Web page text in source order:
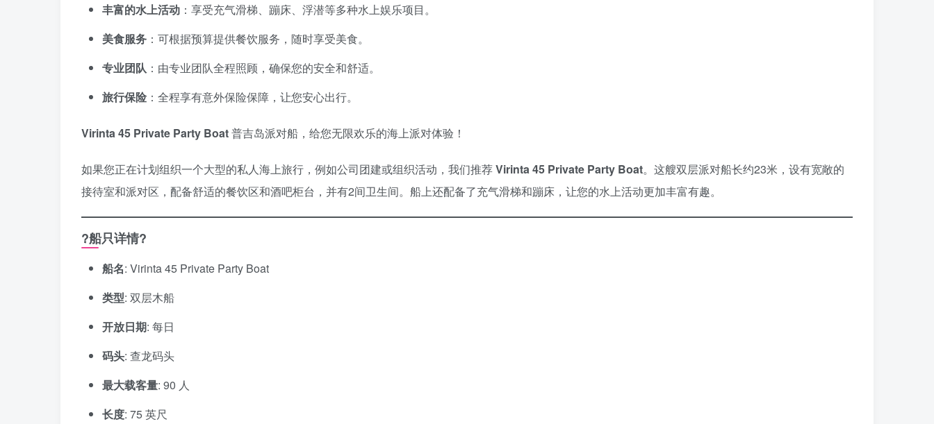
丰富的水上活动 ：享受充气滑梯、蹦床、浮潜等多种水上娱乐项目。
美食服务 ：可根据预算提供餐饮服务，随时享受美食。
专业团队 ：由专业团队全程照顾，确保您的安全和舒适。
旅行保险：全程享有意外保险保障，让您安心出行。
Virinta 45 Private Party Boat普吉岛派对船，给您无限欢乐的海上派对体验！
如果您正在计划组织一个大型的私人海上旅行，例如公司团建或组织活动，我们推荐Virinta 45 Private Party Boat。这艘双层派对船长约23米，设有宽敞的
接待室和派对区，配备舒适的餐饮区和酒吧柜台，并有2间卫生间。船上还配备了充气滑梯和蹦床，让您的水上活动更加丰富有趣。
?船只详情?
船名: Virinta 45 Private Party Boat
类型: 双层木船
开放日期: 每日
码头: 查龙码头
最大载客量: 90 人
长度: 75 英尺